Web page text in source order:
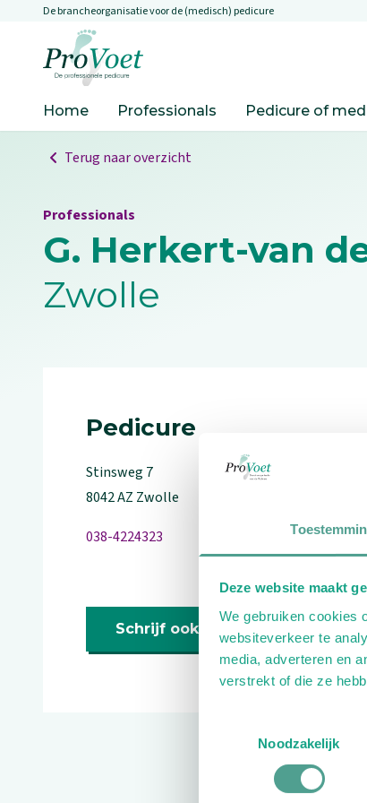
Deze website maakt
We gebruiken cookies
websiteverkeer te
media, adverteren en
verstrekt of die ze
Noodzakelijk
Overslaan en naar de inhoud gaan
De brancheorganisatie voor de (medisch) pedicure
Home Professionals Pedicure of
Terug naar overzicht
Professionals
G. Herkert-van
Zwolle
Pedicure
Stinsweg 7
8042 AZ Zwolle
038-4224323
Schrijf ook een review
Reviews